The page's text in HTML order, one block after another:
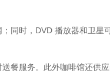
同时，DVD 播放器和卫
餐服务。此外咖啡馆还供